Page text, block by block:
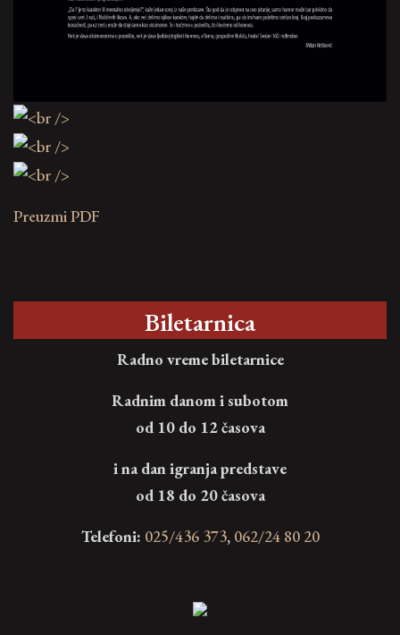
Preuzmi PDF
Biletarnica
Radno vreme biletarnice
Radnim danom i subotom
od 10 do 12 časova
i na dan igranja predstave
od 18 do 20 časova
Telefoni: 025/436 373, 062/24 80 20